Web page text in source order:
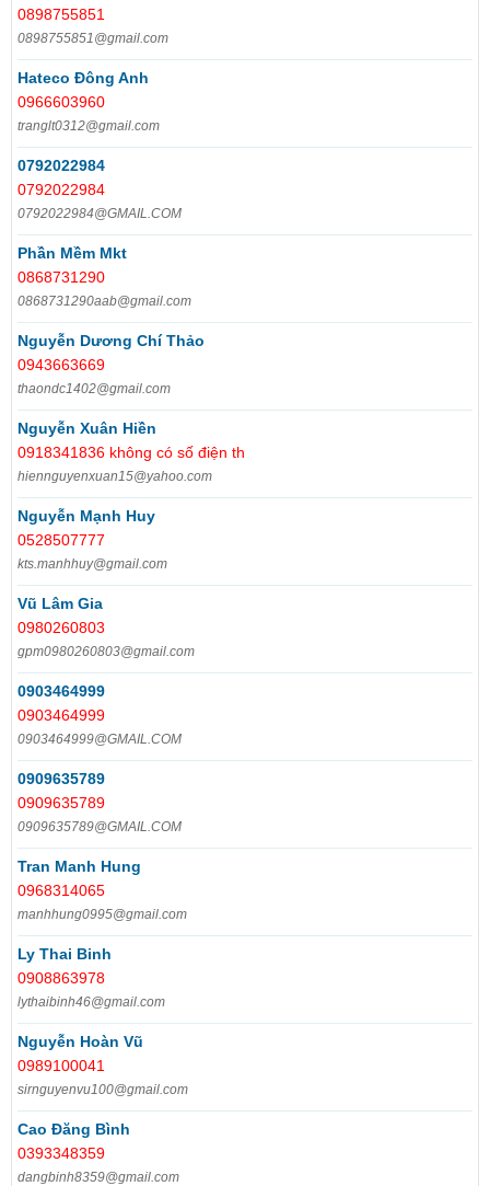
0898755851
0898755851@gmail.com
Hateco Đông Anh
0966603960
tranglt0312@gmail.com
0792022984
0792022984
0792022984@GMAIL.COM
Phần Mềm Mkt
0868731290
0868731290aab@gmail.com
Nguyễn Dương Chí Thảo
0943663669
thaondc1402@gmail.com
Nguyễn Xuân Hiền
0918341836 không có số điện th
hiennguyenxuan15@yahoo.com
Nguyễn Mạnh Huy
0528507777
kts.manhhuy@gmail.com
Vũ Lâm Gia
0980260803
gpm0980260803@gmail.com
0903464999
0903464999
0903464999@GMAIL.COM
0909635789
0909635789
0909635789@GMAIL.COM
Tran Manh Hung
0968314065
manhhung0995@gmail.com
Ly Thai Binh
0908863978
lythaibinh46@gmail.com
Nguyễn Hoàn Vũ
0989100041
sirnguyenvu100@gmail.com
Cao Đăng Bình
0393348359
dangbinh8359@gmail.com